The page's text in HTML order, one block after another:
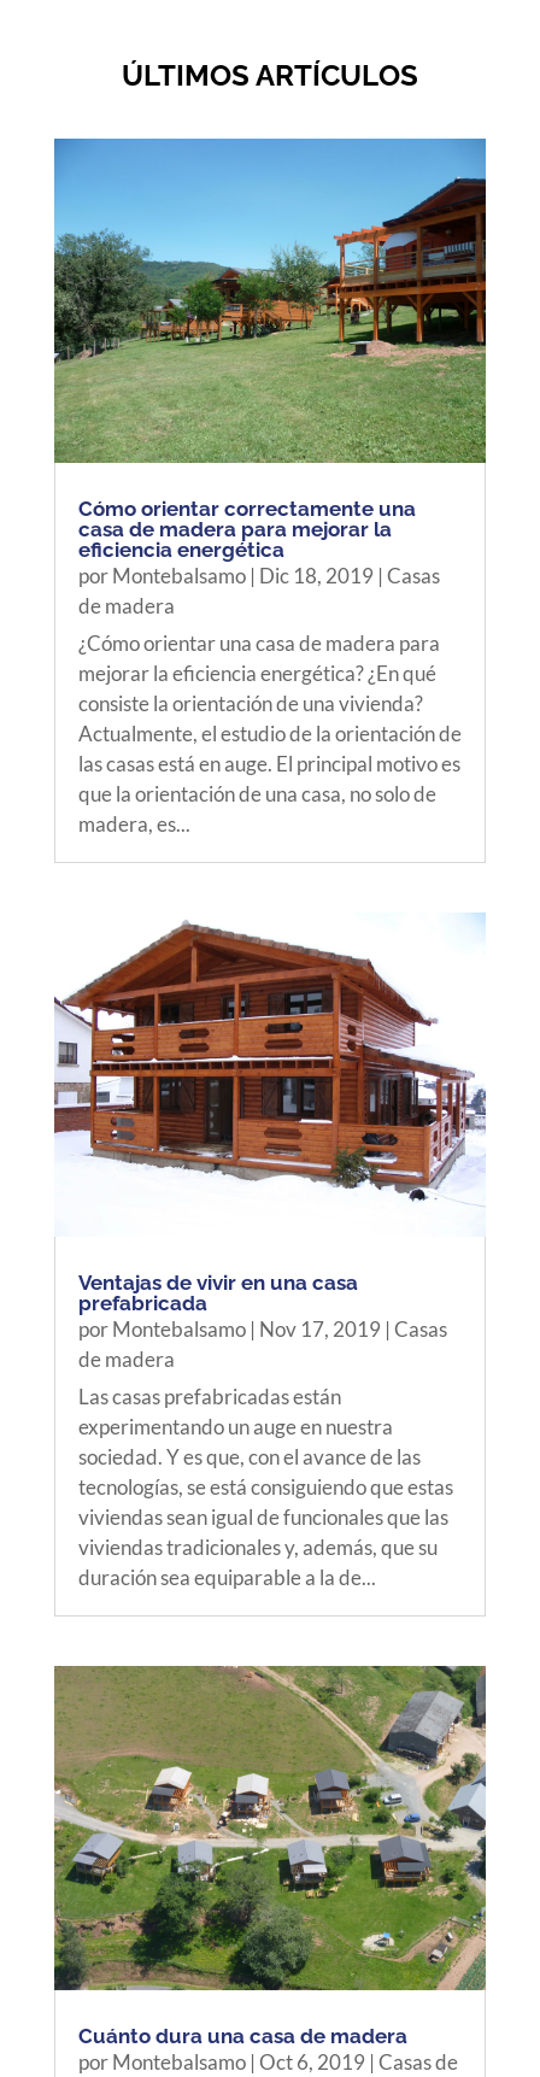
ÚLTIMOS ARTÍCULOS
Cómo orientar correctamente una
casa de madera para mejorar la
eficiencia energética
porMontebalsamo| Dic 18, 2019 | Casas
de madera
¿Cómo orientar una casa de madera para
mejorar la eficiencia energética? ¿En qué
consiste la orientación de una vivienda?
Actualmente, el estudio de la orientación de
las casas está en auge. El principal motivo es
que la orientación de una casa, no solo de
madera, es...
Ventajas de vivir en una casa
prefabricada
porMontebalsamo| Nov 17, 2019 | Casas
de madera
Las casas prefabricadas están
experimentando un auge en nuestra
sociedad. Y es que, con el avance de las
tecnologías, se está consiguiendo que estas
viviendas sean igual de funcionales que las
viviendas tradicionales y, además, que su
duración sea equiparable a la de...
Cuánto dura una casa de madera
porMontebalsamo| Oct 6, 2019 | Casas de